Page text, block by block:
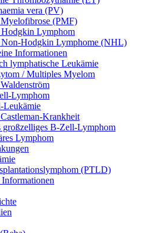
vera (PV)
(PMF)
Lymphom
Non-Hodgkin Lymphome (NHL)
Informationen
lymphatische Leukämie
/ Multiples Myelom
Lymphom
Leukämie
Krankheit
großzelliges B-Zell-Lymphom
Lymphom
(PTLD)